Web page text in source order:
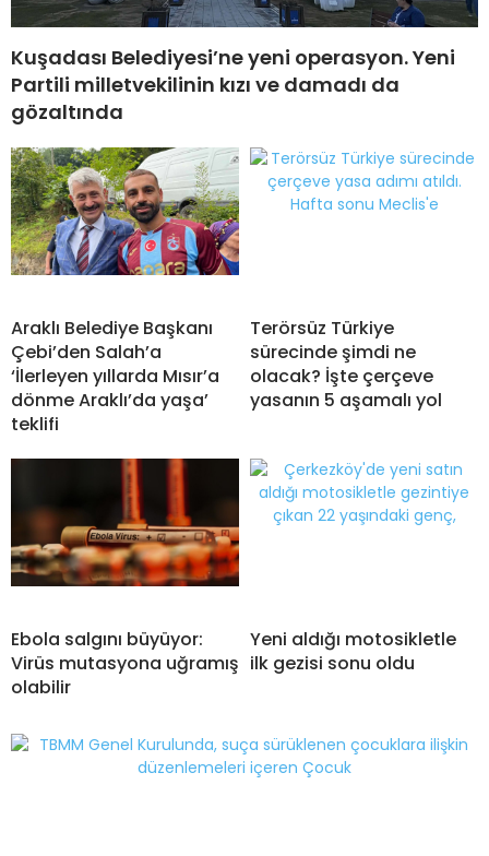
Kuşadası Belediyesi’ne yeni operasyon. Yeni
Partili milletvekilinin kızı ve damadı da
gözaltında
Araklı Belediye Başkanı
Çebi’den Salah’a
‘İlerleyen yıllarda Mısır’a
dönme Araklı’da yaşa’
teklifi
Terörsüz Türkiye
sürecinde şimdi ne
olacak? İşte çerçeve
yasanın 5 aşamalı yol
Ebola salgını büyüyor:
Virüs mutasyona uğramış
olabilir
Yeni aldığı motosikletle
ilk gezisi sonu oldu